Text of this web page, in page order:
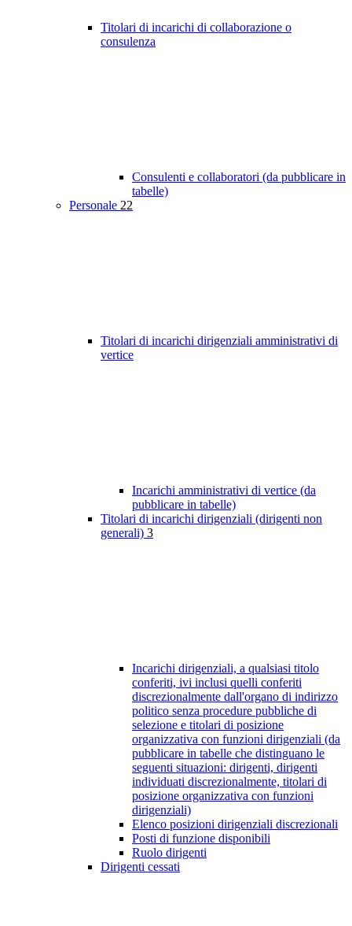
Titolari di incarichi di collaborazione o
consulenza
Consulenti e collaboratori (da pubblicare in
tabelle)
Personale 22
Titolari di incarichi dirigenziali amministrativi di
vertice
Incarichi amministrativi di vertice (da
pubblicare in tabelle)
Titolari di incarichi dirigenziali (dirigenti non
generali) 3
Incarichi dirigenziali, a qualsiasi titolo
conferiti, ivi inclusi quelli conferiti
discrezionalmente dall'organo di indirizzo
politico senza procedure pubbliche di
selezione e titolari di posizione
organizzativa con funzioni dirigenziali (da
pubblicare in tabelle che distinguano le
seguenti situazioni: dirigenti, dirigenti
individuati discrezionalmente, titolari di
posizione organizzativa con funzioni
dirigenziali)
Elenco posizioni dirigenziali discrezionali
Posti di funzione disponibili
Ruolo dirigenti
Dirigenti cessati